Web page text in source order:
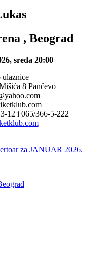
, Beograd
sreda 20:00
8 Pančevo
12 i 065/366-5-222
za JANUAR 2026.